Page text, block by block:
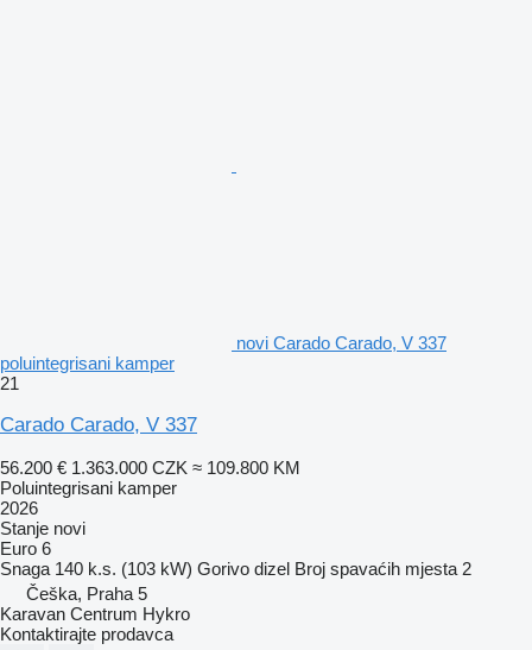
novi Carado Carado, V 337
poluintegrisani kamper
21
Carado Carado, V 337
56.200 € 1.363.000 CZK ≈ 109.800 KM
Poluintegrisani kamper
2026
Stanje novi
Euro 6
Snaga 140 k.s. (103 kW) Gorivo dizel Broj spavaćih mjesta 2
Češka, Praha 5
Karavan Centrum Hykro
Kontaktirajte prodavca